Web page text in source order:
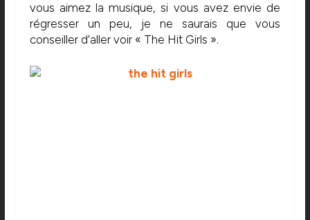
vous aimez la musique, si vous avez envie de
régresser un peu, je ne saurais que vous
conseiller d’aller voir « The Hit Girls ».